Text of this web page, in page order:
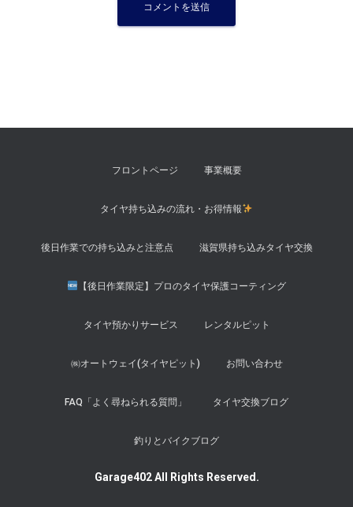
フロントページ 事業概要
タイヤ持ち込みの流れ・お得情報
後日作業での持ち込みと注意点 滋賀県持ち込みタイヤ交換
【後日作業限定】プロのタイヤ保護コーティング
タイヤ預かりサービス レンタルピット
㈱オートウェイ(タイヤピット) お問い合わせ
FAQ「よく尋ねられる質問」 タイヤ交換ブログ
釣りとバイクブログ
Garage402 All Rights Reserved.